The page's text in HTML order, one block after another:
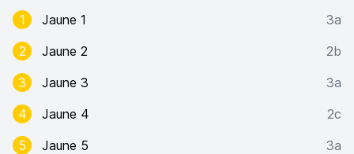
1
Jaune 1
3a
2
Jaune 2
2b
3
Jaune 3
3a
4
Jaune 4
2c
5
Jaune 5
3a